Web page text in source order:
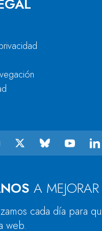
A MEJORAR
cada día para
web.